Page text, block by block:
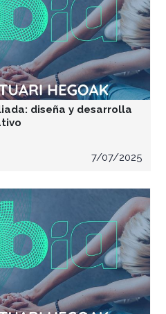
diseña y desarrolla
7/07/2025